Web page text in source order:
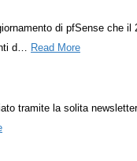
di pfSense che il
d… Read More
tramite la solita